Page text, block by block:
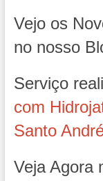
Vejo os
no nosso
Serviço
com
Santo
Veja Agora